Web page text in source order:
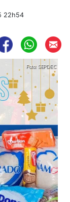
22h54
Foto: SEPDEC